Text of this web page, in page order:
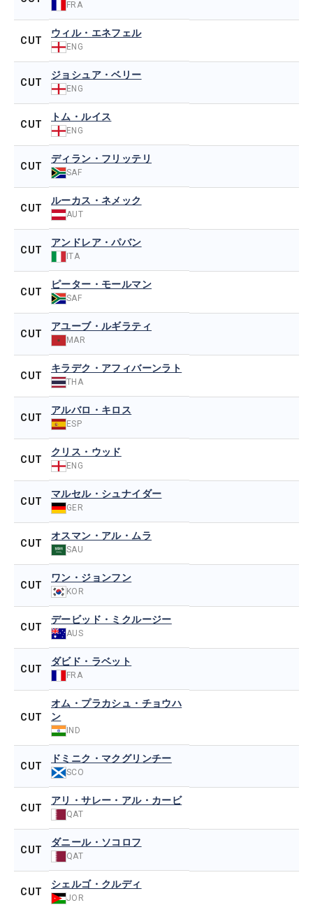
FRA
CUT
ウィル・エネフェル
ENG
CUT
ジョシュア・ベリー
ENG
CUT
トム・ルイス
ENG
CUT
ディラン・フリッテリ
SAF
CUT
ルーカス・ネメック
AUT
CUT
アンドレア・パバン
ITA
CUT
ピーター・モールマン
SAF
CUT
アユーブ・ルギラティ
MAR
CUT
キラデク・アフィバーンラト
THA
CUT
アルバロ・キロス
ESP
CUT
クリス・ウッド
ENG
CUT
マルセル・シュナイダー
GER
CUT
オスマン・アル・ムラ
SAU
CUT
ワン・ジョンフン
KOR
CUT
デービッド・ミクルージー
AUS
CUT
ダビド・ラベット
FRA
CUT
オム・プラカシュ・チョウハ
ン
IND
CUT
ドミニク・マクグリンチー
SCO
CUT
アリ・サレー・アル・カービ
QAT
CUT
ダニール・ソコロフ
QAT
CUT
シェルゴ・クルディ
JOR